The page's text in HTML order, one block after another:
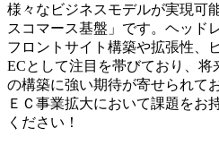
様々なビジネスモデルが実現可
スコマース基盤」です。ヘッド
フロントサイト構築や拡張性、
ECとして注目を帯びており、将
の構築に強い期待が寄せられて
ＥＣ事業拡大において課題をお
ください！